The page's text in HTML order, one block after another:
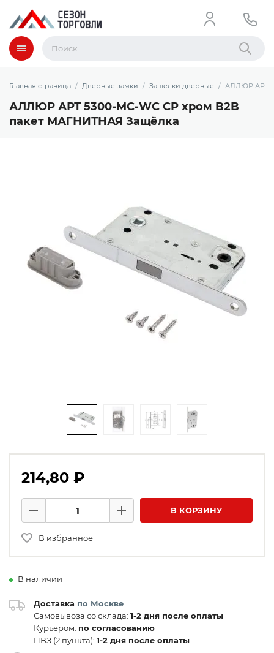
Меню Найти
Главная страница Дверные замки Защелки дверные АЛЛЮР АРТ
АЛЛЮР АРТ 5300-MC-WC CP хром B2B
пакет МАГНИТНАЯ Защёлка
214,80 ₽
Минус
Плюс В КОРЗИНУ
В избранное
В наличии
Доставка по Москве
Самовывоза со склада: 1-2 дня после оплаты
Курьером: по согласованию
ПВЗ (2 пункта): 1-2 дня после оплаты